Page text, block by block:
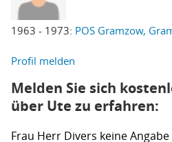
1963 - 1973: POS Gramzow,
Profil melden
Melden Sie sich
über Ute zu erfahren:
Frau Herr Divers keine Angabe